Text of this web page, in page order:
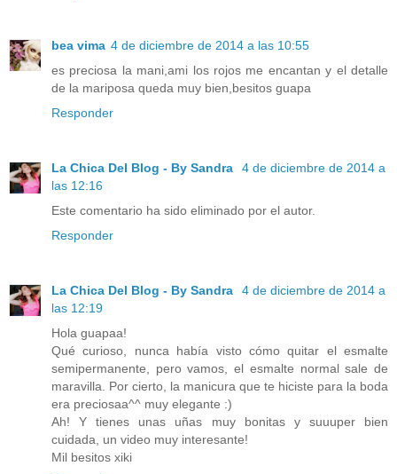
bea vima 4 de diciembre de 2014 a las 10:55
es preciosa la mani,ami los rojos me encantan y el detalle
de la mariposa queda muy bien,besitos guapa
Responder
La Chica Del Blog - By Sandra
4 de diciembre de 2014 a
las 12:16
Este comentario ha sido eliminado por el autor.
Responder
La Chica Del Blog - By Sandra
4 de diciembre de 2014 a
las 12:19
Hola guapaa!
Qué curioso, nunca había visto cómo quitar el esmalte
semipermanente, pero vamos, el esmalte normal sale de
maravilla. Por cierto, la manicura que te hiciste para la boda
era preciosaa^^ muy elegante :)
Ah! Y tienes unas uñas muy bonitas y suuuper bien
cuidada, un video muy interesante!
Mil besitos xiki